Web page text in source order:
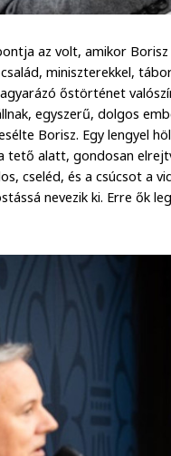
az volt, amikor
miniszterekkel,
őstörténet
egyszerű, dolgos
Borisz. Egy lengyel
tető alatt, gondosan
cseléd, és a csúcsot a
nevezik ki. Erre ők